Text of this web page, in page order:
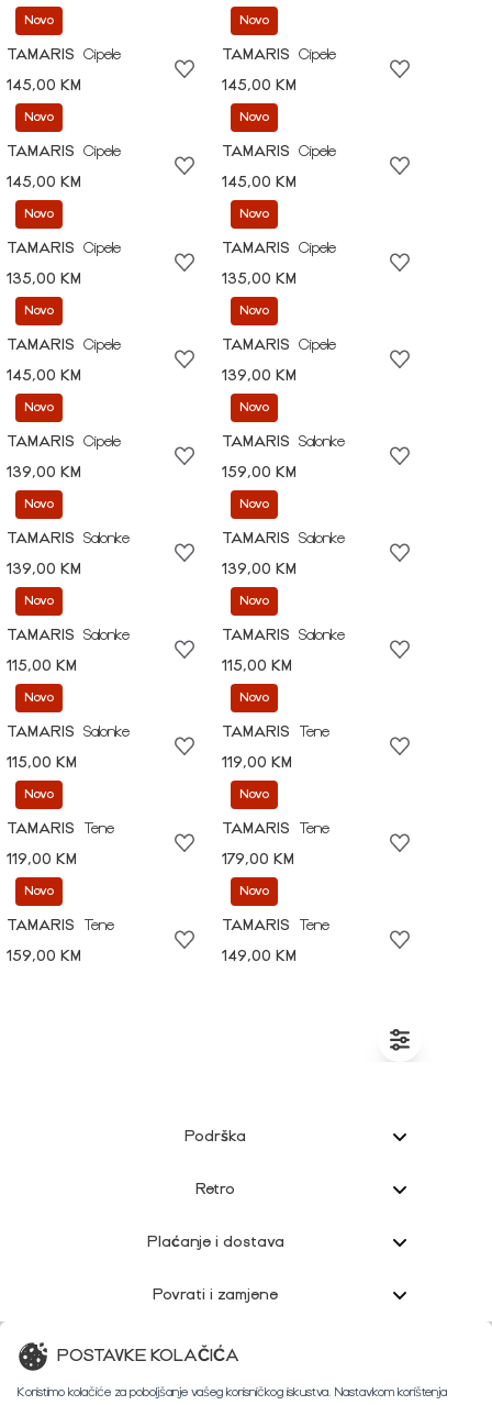
Novo
TAMARIS
Cipele
145,00 KM
Novo
TAMARIS
Cipele
145,00 KM
Novo
TAMARIS
Cipele
145,00 KM
Novo
TAMARIS
Cipele
145,00 KM
Novo
TAMARIS
Cipele
135,00 KM
Novo
TAMARIS
Cipele
135,00 KM
Novo
TAMARIS
Cipele
145,00 KM
Novo
TAMARIS
Cipele
139,00 KM
Novo
TAMARIS
Cipele
139,00 KM
Novo
TAMARIS
Salonke
159,00 KM
Novo
TAMARIS
Salonke
139,00 KM
Novo
TAMARIS
Salonke
139,00 KM
Novo
TAMARIS
Salonke
115,00 KM
Novo
TAMARIS
Salonke
115,00 KM
Novo
TAMARIS
Salonke
115,00 KM
Novo
TAMARIS
Tene
119,00 KM
Novo
TAMARIS
Tene
119,00 KM
Novo
TAMARIS
Tene
179,00 KM
Novo
TAMARIS
Tene
159,00 KM
Novo
TAMARIS
Tene
149,00 KM
Podrška
Retro
Plaćanje i dostava
Povrati i zamjene
Korisnička podrška
POSTAVKE KOLAČIĆA
Koristimo kolačiće za poboljšanje vašeg korisničkog iskustva. Nastavkom korištenja